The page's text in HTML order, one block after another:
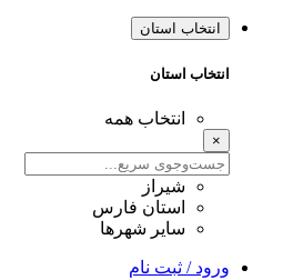
انتخاب استان
انتخاب استان
انتخاب همه
×
شیراز
استان فارس
سایر شهرها
ورود / ثبت نام